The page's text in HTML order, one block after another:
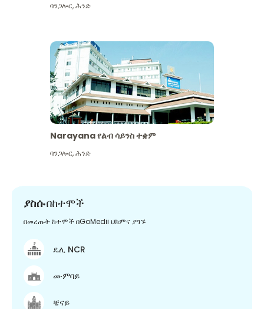
ባንጋሎር,ሕንድ
Narayana የልብ ሳይንስ ተቋም
ባንጋሎር,ሕንድ
ያስሱበከተሞች
በመረጡት ከተሞች በGoMedii ህክምና ያግኙ
ዴሊ NCR
ሙምባይ
ቼናይ